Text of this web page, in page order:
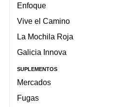
Enfoque
Vive el Camino
La Mochila Roja
Galicia Innova
SUPLEMENTOS
Mercados
Fugas